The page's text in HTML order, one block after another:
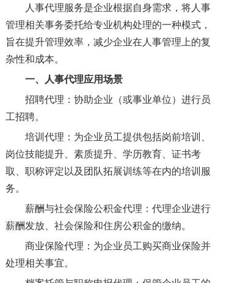
人事代理服务是企业根据自身需求，将人事
管理相关事务委托给专业机构处理的一种模式，
旨在提升管理效率，减少企业在人事管理上的复
杂性和成本。
一、人事代理应用场景
招聘代理：协助企业（或事业单位）进行员
工招聘。
培训代理：为企业员工提供包括岗前培训、
岗位技能提升、素质提升、学历教育、证书考
取、职称评定以及团队拓展训练等在内的培训服
务。
薪酬与社会保险公积金代理：代理企业进行
薪酬发放、社会保险和住房公积金的缴纳。
商业保险代理：为企业员工购买商业保险并
处理相关事宜。